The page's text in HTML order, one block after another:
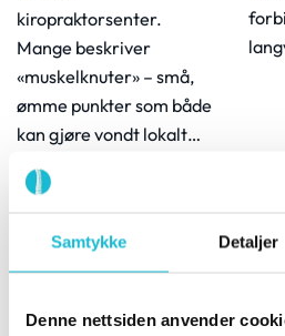
Samtykke Detaljer
Denne nettsiden anvender
kiropraktorsenter.
Mange beskriver
«muskelknuter» – små,
ømme punkter som både
kan gjøre vondt lokalt…